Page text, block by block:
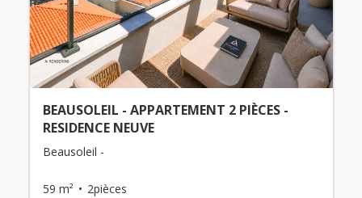
BEAUSOLEIL - APPARTEMENT 2 PIÈCES -
RESIDENCE NEUVE
Beausoleil -
59 m² 2pièces